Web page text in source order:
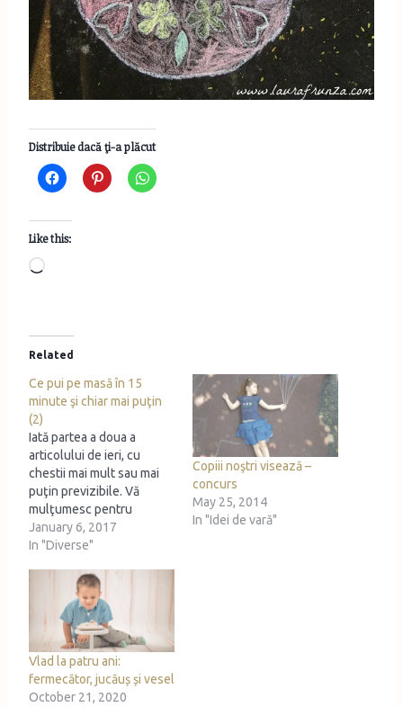
Distribuie dacă ţi-a plăcut
Like this:
L
d
i
n
…
Related
Ce pui pe masă în 15
minute şi chiar mai puţin
(2)
Iată partea a doua a
articolului de ieri, cu
chestii mai mult sau mai
puţin previzibile. Vă
mulţumesc pentru
sugestiile de la primul
articol, vă aştept în
mâncăruri rapide, am
descoperit nişte ponturi
foarte tari în comentariile
voastre. 6. O să mă linşaţi
pentru asta, ştiu,…
January 6, 2017
In "Diverse"
Copiii noştri visează –
concurs
May 25, 2014
In "Idei de vară"
Vlad la patru ani:
fermecător, jucăuș și vesel
October 21, 2020